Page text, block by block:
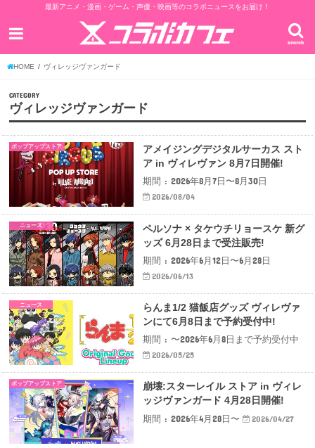
最新アニメ・漫画・ゲーム・声優・映画等のコラボニュースをお届け！
search
HOME ヴィレッジヴァンガード
CATEGORY
ヴィレッジヴァンガード
ポップアップストア
アメイジングデジタルサーカス スト
ア in ヴィレヴァン 8月7日開催!
期間 : 2026年8月7日〜8月30日
2026/08/04
ニュース
ペルソナ × タケウチリョースケ 新グ
ッズ 6月28日まで受注販売!
期間 : 2026年6月12日〜6月28日
2026/06/13
ニュース
らんま1/2 猫飯店グッズ ヴィレヴァ
ンにて6月8日まで予約受付中!
期間 : 〜2026年6月8日まで予約受付中
2026/05/25
ポップアップストア
崩壊:スターレイル ストア in ヴィレ
ッジヴァンガード 4月28日開催!
期間 : 2026年4月28日〜
2026/04/27